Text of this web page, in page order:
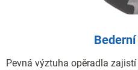
Pevná výztuha opěradla